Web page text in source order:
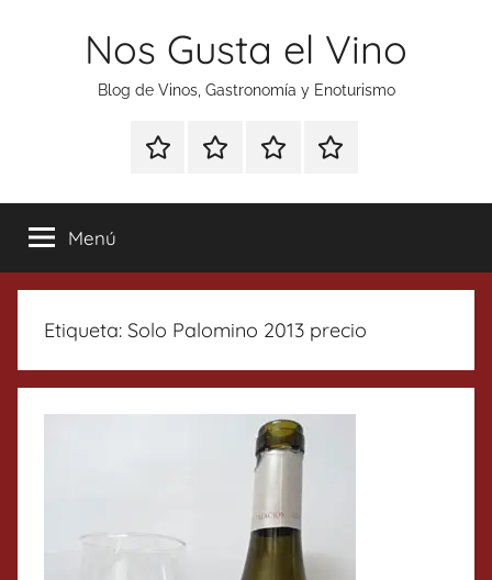
Nos Gusta el Vino
Blog de Vinos, Gastronomía y Enoturismo
Especial
Tonics
Enoturismo
Gastronomía
RankingContacto
Menú
Etiqueta: Solo Palomino 2013 precio